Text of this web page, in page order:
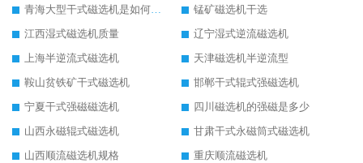
青海大型干式磁选机是如何选矿的
锰矿磁选机干选
江西湿式磁选机质量
辽宁湿式逆流磁选机
上海半逆流式磁选机
天津磁选机半逆流型
鞍山贫铁矿干式磁选机
邯郸干式辊式强磁选机
宁夏干式强磁磁选机
四川磁选机的强磁是多少
山西永磁辊式磁选机
甘肃干式永磁筒式磁选机
山西顺流磁选机规格
重庆顺流磁选机